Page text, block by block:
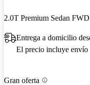
2.0T Premium Sedan FWD
Entrega a domicilio
El precio incluye envío
Gran oferta